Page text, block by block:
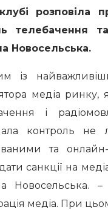
розповіла
телебачення
Новосельська.
із
медіа ринку,
і
контроль
та
санкції на
Новосельська.
медіа. При